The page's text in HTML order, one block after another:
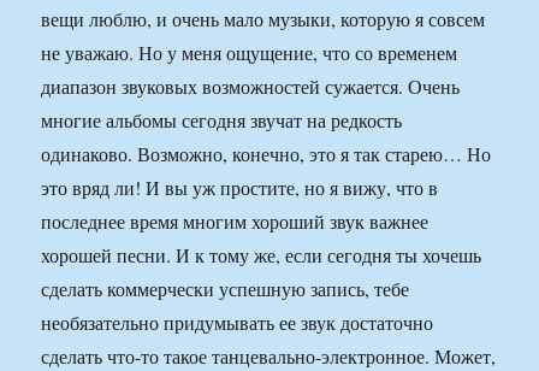
вещи люблю, и очень мало музыки, которую я совсем
не уважаю. Но у меня ощущение, что со временем
диапазон звуковых возможностей сужается. Очень
многие альбомы сегодня звучат на редкость
одинаково. Возможно, конечно, это я так старею… Но
это вряд ли! И вы уж простите, но я вижу, что в
последнее время многим хороший звук важнее
хорошей песни. И к тому же, если сегодня ты хочешь
сделать коммерчески успешную запись, тебе
необязательно придумывать ее звук достаточно
сделать что-то такое танцевально-электронное. Может,